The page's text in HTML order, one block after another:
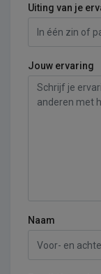
Uiting van je
Jouw ervaring
Naam